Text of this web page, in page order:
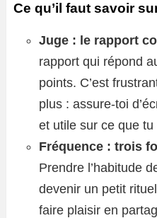
Ce qu’il faut savoir
Juge : le rapport
rapport qui répond
points. C’est
plus : assure-toi
et utile sur ce que tu
Fréquence : trois
Prendre l’habitude
devenir un petit
faire plaisir en